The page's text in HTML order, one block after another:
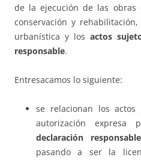
de la ejecución de las obras
conservación y
urbanística y los actos
responsable.
Entresacamos lo siguiente:
se relacionan los
autorización expresa
declaración
pasando a ser la